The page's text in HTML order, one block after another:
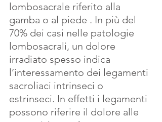
lombosacrale riferito alla
gamba o al piede . In più del
70% dei casi nelle patologie
lombosacrali, un dolore
irradiato spesso indica
l’interessamento dei legamenti
sacroliaci intrinseci o
estrinseci. In effetti i legamenti
possono riferire il dolore alle